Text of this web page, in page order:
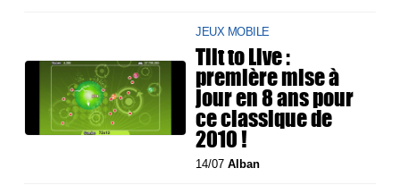
JEUX MOBILE
Tilt to Live :
première mise à
jour en 8 ans pour
ce classique de
2010 !
14/07Alban